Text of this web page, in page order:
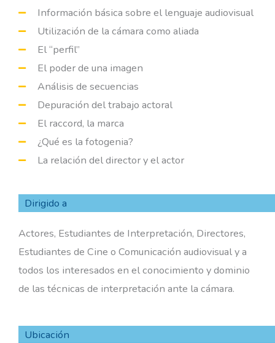
Información básica sobre el lenguaje audiovisual
Utilización de la cámara como aliada
El “perfil”
El poder de una imagen
Análisis de secuencias
Depuración del trabajo actoral
El raccord, la marca
¿Qué es la fotogenia?
La relación del director y el actor
Dirigido a
Actores, Estudiantes de Interpretación, Directores,
Estudiantes de Cine o Comunicación audiovisual y a
todos los interesados en el conocimiento y dominio
de las técnicas de interpretación ante la cámara.
Ubicación